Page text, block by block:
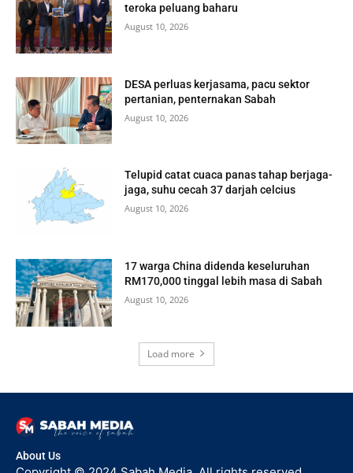
teroka peluang baharu
August 10, 2026
DESA perluas kerjasama, pacu sektor
pertanian, penternakan Sabah
August 10, 2026
Telupid catat cuaca panas tahap berjaga-
jaga, suhu cecah 37 darjah celcius
August 10, 2026
17 warga China didenda keseluruhan
RM170,000 tinggal lebih masa di Sabah
August 10, 2026
Load more
About Us